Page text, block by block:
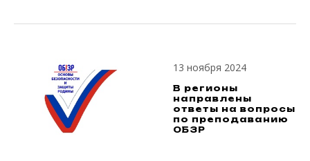
13 ноября 2024
В регионы
направлены
ответы на вопросы
по преподаванию
ОБЗР